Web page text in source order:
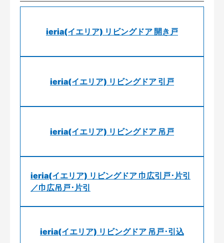
ieria(イエリア) リビングドア 開き戸
ieria(イエリア) リビングドア 引戸
ieria(イエリア) リビングドア 吊戸
ieria(イエリア) リビングドア 巾広引戸･片引
／巾広吊戸･片引
ieria(イエリア) リビングドア 吊戸･引込